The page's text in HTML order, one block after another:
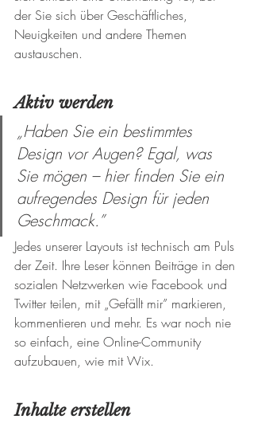
der Sie sich über Geschäftliches,
Neuigkeiten und andere Themen
austauschen.
Aktiv werden
„Haben Sie ein bestimmtes
Design vor Augen? Egal, was
Sie mögen – hier finden Sie ein
aufregendes Design für jeden
Geschmack.”
Jedes unserer Layouts ist technisch am Puls
der Zeit. Ihre Leser können Beiträge in den
sozialen Netzwerken wie Facebook und
Twitter teilen, mit „Gefällt mir” markieren,
kommentieren und mehr. Es war noch nie
so einfach, eine Online-Community
aufzubauen, wie mit Wix.
Inhalte erstellen